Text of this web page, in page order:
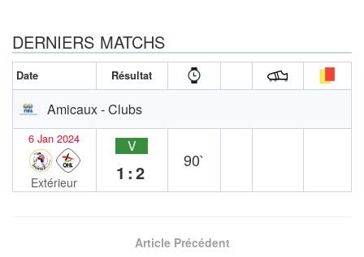
DERNIERS MATCHS
Date Résultat
Amicaux - Clubs
6 Jan 2024
Extérieur
V
1:2
90`
Article Précédent